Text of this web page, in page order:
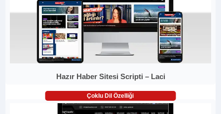
Hazır Haber Sitesi Scripti – Laci
Çoklu Dil Özelliği